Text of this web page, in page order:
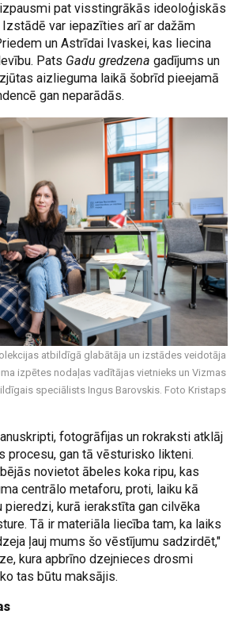
pat visstingrākās ideoloģiskās
var iepazīties arī ar dažām
un Astrīdai Ivaskei, kas liecina
Pats Gadu gredzena gadījums un
aizlieguma laikā šobrīd pieejamā
gan neparādās.
atbildīgā glabātāja un izstādes veidotāja
izpētes nodaļas vadītājas vietnieks un Vizmas
speciālists Ingus Barovskis. Foto Kristaps
fotogrāfijas un rokraksti atklāj
procesu, gan tā vēsturisko likteni.
novietot ābeles koka ripu, kas
centrālo metaforu, proti, laiku kā
pieredzi, kurā ierakstīta gan cilvēka
Tā ir materiāla liecība tam, ka laiks
ļauj mums šo vēstījumu sadzirdēt,"
kura apbrīno dzejnieces drosmi
tas būtu maksājis.